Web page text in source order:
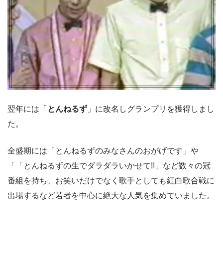
翌年には「 とんねるず 」に改名しグランプリを獲得しまし
た。
全盛期には「とんねるずのみなさんのおがげです」や
「「とんねるずの生でダラダラいかせて!!」など数々の冠
番組を持ち、お笑いだけでなく歌手としても紅白歌合戦に
出場するなど若者を中心に絶大な人気を集めていました。